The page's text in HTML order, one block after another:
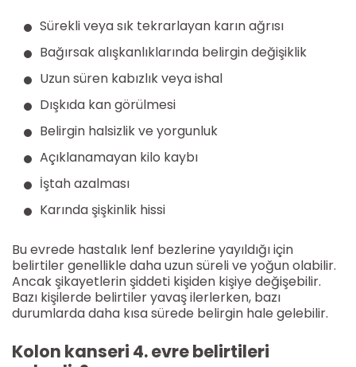
Sürekli veya sık tekrarlayan karın ağrısı
Bağırsak alışkanlıklarında belirgin değişiklik
Uzun süren kabızlık veya ishal
Dışkıda kan görülmesi
Belirgin halsizlik ve yorgunluk
Açıklanamayan kilo kaybı
İştah azalması
Karında şişkinlik hissi
Bu evrede hastalık lenf bezlerine yayıldığı için
belirtiler genellikle daha uzun süreli ve yoğun olabilir.
Ancak şikayetlerin şiddeti kişiden kişiye değişebilir.
Bazı kişilerde belirtiler yavaş ilerlerken, bazı
durumlarda daha kısa sürede belirgin hale gelebilir.
Kolon kanseri 4. evre belirtileri